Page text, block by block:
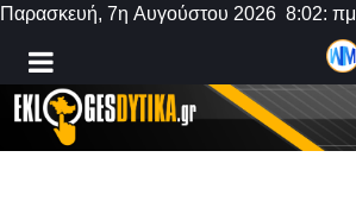
Παρασκευή, 7η Αυγούστου 2026 8:02: πμ